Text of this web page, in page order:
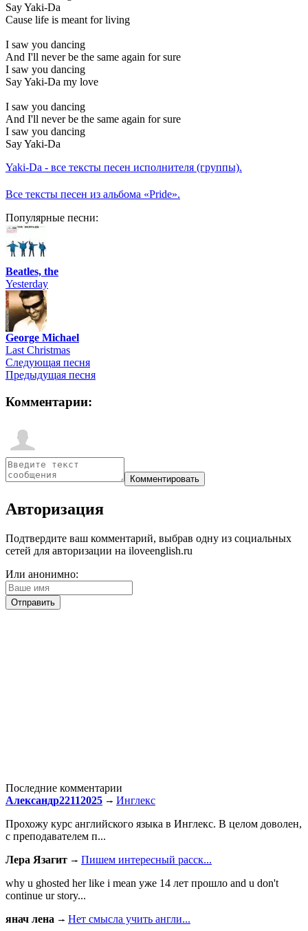
Say Yaki-Da
Cause life is meant for living
I saw you dancing
And I'll never be the same again for sure
I saw you dancing
Say Yaki-Da my love
I saw you dancing
And I'll never be the same again for sure
I saw you dancing
Say Yaki-Da
Yaki-Da - все тексты песен исполнителя (группы).
Все тексты песен из альбома «Pride».
Популярные песни:
Beatles, the
Yesterday
George Michael
Last Christmas
Следующая песня
Предыдущая песня
Комментарии:
Авторизация
Подтвердите ваш комментарий, выбрав одну из социальных
сетей для авторизации на iloveenglish.ru
Или анонимно:
Последние комментарии
Александр22112025
Инглекс
Прохожу курс английского языка в Инглекс. В целом доволен,
с преподавателем п...
Лера Язагит
Пишем интересный расск...
why u ghosted her like i mean уже 14 лет прошло and u don't
continue ur story...
янач лена
Нет смысла учить англи...